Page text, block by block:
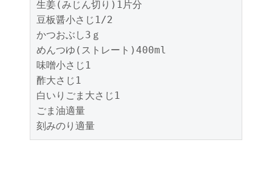
生姜(みじん切り)1片分
豆板醤小さじ1/2
かつおぶし3ｇ
めんつゆ(ストレート)400ml
味噌小さじ1
酢大さじ1
白いりごま大さじ1
ごま油適量
刻みのり適量